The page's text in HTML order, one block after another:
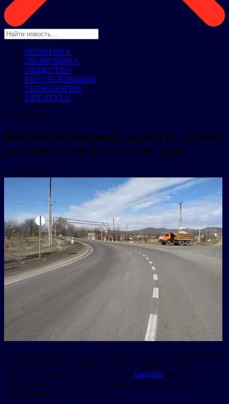
ПОЛИТИКА
ЭКОНОМИКА
ОБЩЕСТВО
РАССЛЕДОВАНИЯ
ТЕХНОЛОГИИ
LIFE STYLE
НОВОСТИ
Ингушетия признана одним из лучших
регионов в РФ по качеству дорог
4 июля 2023
Составители рейтинга регионов РФ по качеству дорог за 2022
год поместили Ингушетию на пятую строчку. Глава
Ингушетии Махмуд-Али Калиматов ожидает роста на
территории республики доли дорог, соответствующих
нормативным требованиям.